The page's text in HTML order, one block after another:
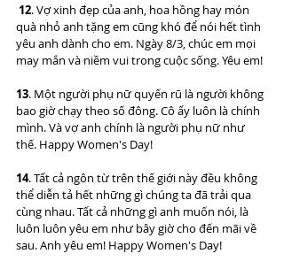
12. Vợ xinh đẹp của anh, hoa hồng hay món
quà nhỏ anh tặng em cũng khó để nói hết tình
yêu anh dành cho em. Ngày 8/3, chúc em mọi
may mắn và niềm vui trong cuộc sống. Yêu em!
13. Một người phụ nữ quyến rũ là người không
bao giờ chạy theo số đông. Cô ấy luôn là chính
mình. Và vợ anh chính là người phụ nữ như
thế. Happy Women's Day!
14. Tất cả ngôn từ trên thế giới này đều không
thể diễn tả hết những gì chúng ta đã trải qua
cùng nhau. Tất cả những gì anh muốn nói, là
luôn luôn yêu em như bây giờ cho đến mãi về
sau. Anh yêu em! Happy Women's Day!